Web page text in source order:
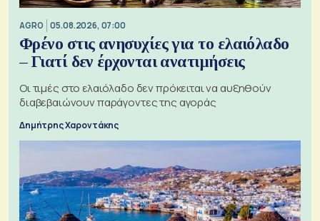
AGRO 05.08.2026, 07:00
Φρένο στις ανησυχίες για το ελαιόλαδο
– Γιατί δεν έρχονται ανατιμήσεις
Οι τιμές στο ελαιόλαδο δεν πρόκειται να αυξηθούν
διαβεβαιώνουν παράγοντες της αγοράς
Δημήτρης Χαροντάκης